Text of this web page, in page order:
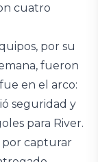
cuatro
por su
fueron
en el arco:
seguridad y
para River.
por capturar